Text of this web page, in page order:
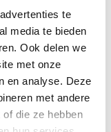
te
media te bieden
Ook delen we
met onze
en analyse. Deze
met andere
die ze hebben
Hét inspiratie
De